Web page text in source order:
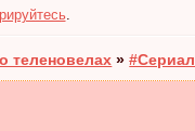
.
теленовелах »